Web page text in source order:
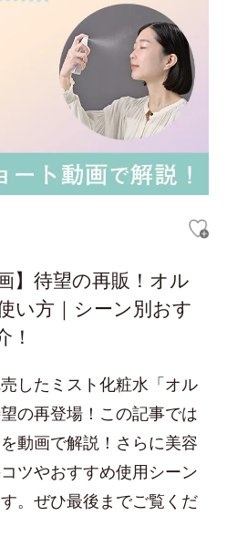
】待望の再販！オル
い方｜シーン別おす
！
したミスト化粧水「オル
の再登場！この記事では
動画で解説！さらに美容
ツやおすすめ使用シーン
。ぜひ最後までご覧くだ